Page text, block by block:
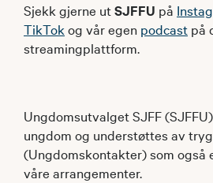
Sjekk gjerne utSJFFU på
TikTok og vår egen podcast på
streamingplattform.
Ungdomsutvalget SJFF
ungdom og understøttes av
(Ungdomskontakter) som også
våre arrangementer.